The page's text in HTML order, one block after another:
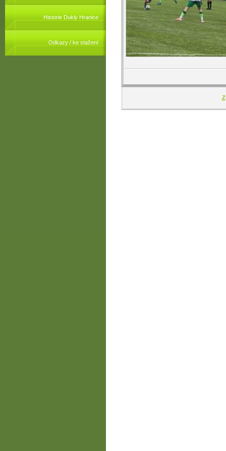
Historie Dukly Hranice
Odkazy / ke stažení